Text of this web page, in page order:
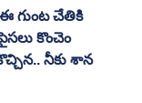
గుంట చేతికి
కొంచెం
నీకు శాన